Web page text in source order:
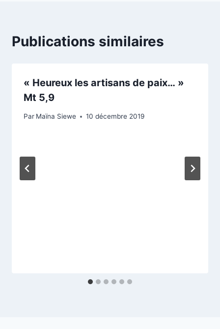
Publications similaires
« Heureux les artisans de paix… »
Mt 5,9
Par Maïna Siewe 10 décembre 2019